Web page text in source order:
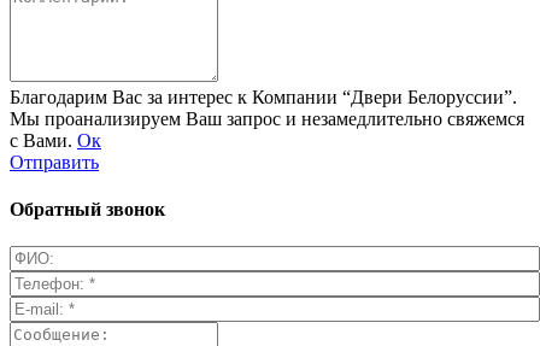
Благодарим Вас за интерес к Компании “Двери Белоруссии”.
Мы проанализируем Ваш запрос и незамедлительно свяжемся
с Вами. Ок
Отправить
Обратный звонок